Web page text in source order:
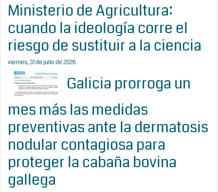
Ministerio de Agricultura:
cuando la ideología corre el
riesgo de sustituir a la ciencia
viernes, 31 de julio de 2026
Galicia prorroga un
mes más las medidas
preventivas ante la dermatosis
nodular contagiosa para
proteger la cabaña bovina
gallega